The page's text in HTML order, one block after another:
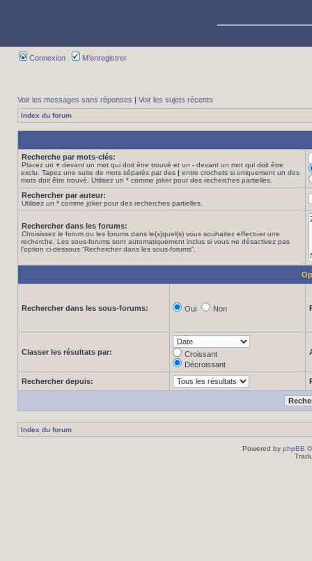
Connexion M’enregistrer
Voir les messages sans réponses | Voir les sujets récents
Index du forum
Recherche par mots-clés:
Placez un + devant un mot qui doit être trouvé et un - devant un mot qui doit être
exclu. Tapez une suite de mots séparés par des | entre crochets si uniquement un des
mots doit être trouvé. Utilisez un * comme joker pour des recherches partielles.
Rechercher par auteur:
Utilisez un * comme joker pour des recherches partielles.
Rechercher dans les forums:
Choisissez le forum ou les forums dans le(s)quel(s) vous souhaitez effectuer une
recherche. Les sous-forums sont automatiquement inclus si vous ne désactivez pas
l’option ci-dessous “Rechercher dans les sous-forums”.
Rechercher dans les sous-forums: Oui Non
Classer les résultats par:
Croissant
Décroissant
Rechercher depuis:
Index du forum
Powered by phpBB